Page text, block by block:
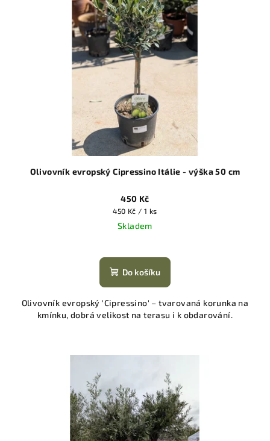
Olivovník evropský Cipressino Itálie - výška 50 cm
450 Kč
Měrná
cena:
450 Kč / 1 ks
Skladem
Do košíku
Olivovník evropský 'Cipressino' – tvarovaná korunka na
kmínku, dobrá velikost na terasu i k obdarování.